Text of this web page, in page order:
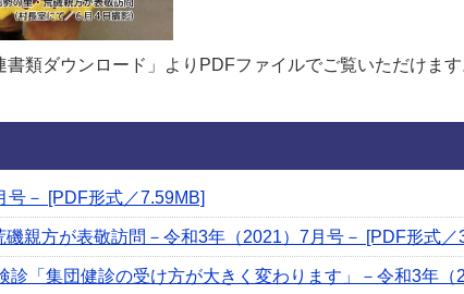
書類ダウンロード」よりPDFファイルでご覧いただけます
－ [PDF形式／7.59MB]
親方が表敬訪問－令和3年（2021）7月号－ [PDF形式／
診「集団健診の受け方が大きく変わります」－令和3年